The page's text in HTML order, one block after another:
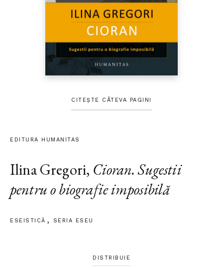
CITEȘTE CÂTEVA PAGINI
EDITURA HUMANITAS
Ilina Gregori, Cioran. Sugestii
pentru o biografie imposibilă
ESEISTICĂ SERIA ESEU
DISTRIBUIE